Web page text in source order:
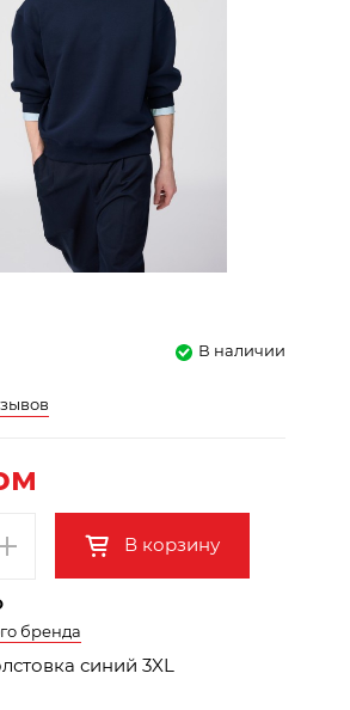
В наличии
В корзину
бренда
синий 3XL